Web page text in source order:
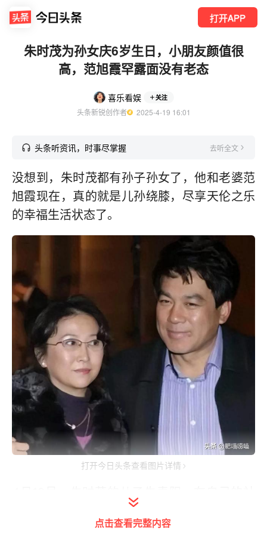
打开APP
朱时茂为孙女庆6岁生日，小朋友颜值很
高，范旭霞罕露面没有老态
喜乐看娱 关注
头条新锐创作者
  2025-4-19 16:01
头条听资讯，时事尽掌握 去听全文
没想到，朱时茂都有孙子孙女了，他和老婆范
旭霞现在，真的就是儿孙绕膝，尽享天伦之乐
的幸福生活状态了。
打开今日头条查看图片详情
交媒体账号晒出一条为女儿庆生日的视频。
点击查看完整内容